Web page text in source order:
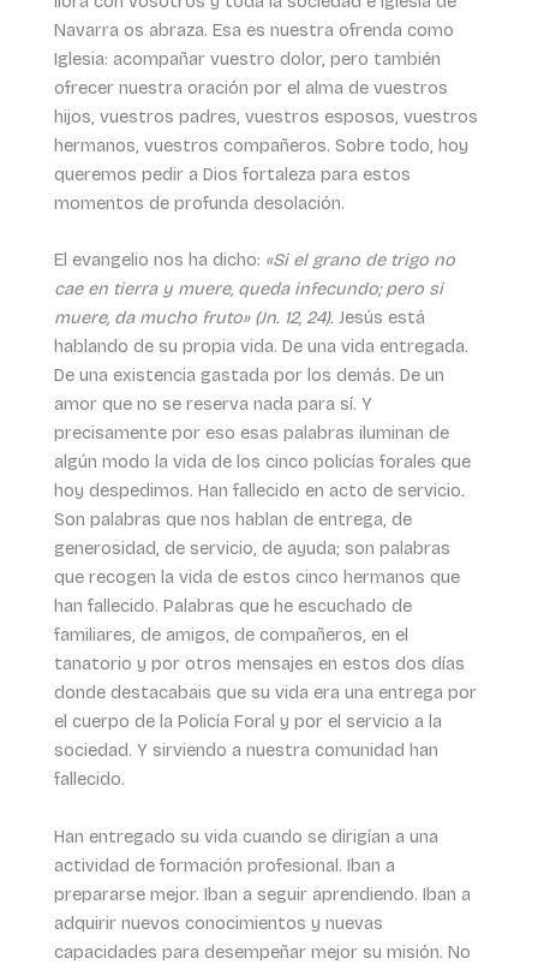
Navarra os abraza. Esa es nuestra ofrenda como
Iglesia: acompañar vuestro dolor, pero también
ofrecer nuestra oración por el alma de vuestros
hijos, vuestros padres, vuestros esposos, vuestros
hermanos, vuestros compañeros. Sobre todo, hoy
queremos pedir a Dios fortaleza para estos
momentos de profunda desolación.
El evangelio nos ha dicho: «Si el grano de trigo no
cae en tierra y muere, queda infecundo; pero si
muere, da mucho fruto» (Jn. 12, 24). Jesús está
hablando de su propia vida. De una vida entregada.
De una existencia gastada por los demás. De un
amor que no se reserva nada para sí. Y
precisamente por eso esas palabras iluminan de
algún modo la vida de los cinco policías forales que
hoy despedimos. Han fallecido en acto de servicio.
Son palabras que nos hablan de entrega, de
generosidad, de servicio, de ayuda; son palabras
que recogen la vida de estos cinco hermanos que
han fallecido. Palabras que he escuchado de
familiares, de amigos, de compañeros, en el
tanatorio y por otros mensajes en estos dos días
donde destacabais que su vida era una entrega por
el cuerpo de la Policía Foral y por el servicio a la
sociedad. Y sirviendo a nuestra comunidad han
fallecido.
Han entregado su vida cuando se dirigían a una
actividad de formación profesional. Iban a
prepararse mejor. Iban a seguir aprendiendo. Iban a
adquirir nuevos conocimientos y nuevas
capacidades para desempeñar mejor su misión. No